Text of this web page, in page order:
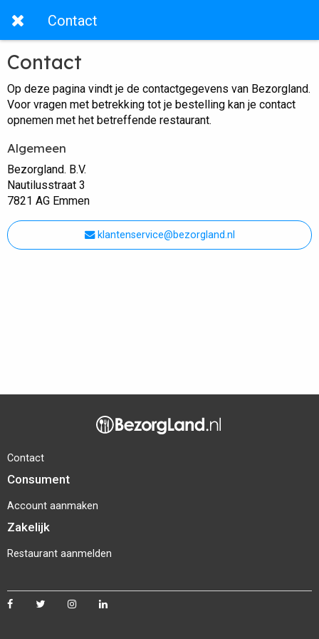
Contact
Contact
Op deze pagina vindt je de contactgegevens van Bezorgland.
Voor vragen met betrekking tot je bestelling kan je contact
opnemen met het betreffende restaurant.
Algemeen
Bezorgland. B.V.
Nautilusstraat 3
7821 AG Emmen
klantenservice@bezorgland.nl
Contact
Consument
Account aanmaken
Zakelijk
Restaurant aanmelden